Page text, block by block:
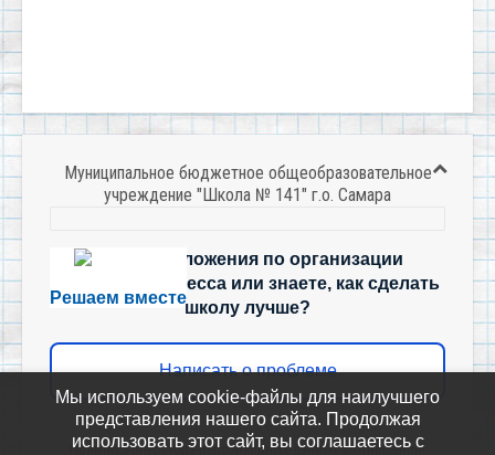
Муниципальное бюджетное общеобразовательное
учреждение "Школа № 141" г.о. Самара
Решаем вместе
Есть предложения по организации
учебного процесса или знаете, как сделать
школу лучше?
Написать о проблеме
Политика-оператора-персональных-данных-в-отношении-
Мы используем cookie-файлы для наилучшего
представления нашего сайта. Продолжая
использовать этот сайт, вы соглашаетесь с